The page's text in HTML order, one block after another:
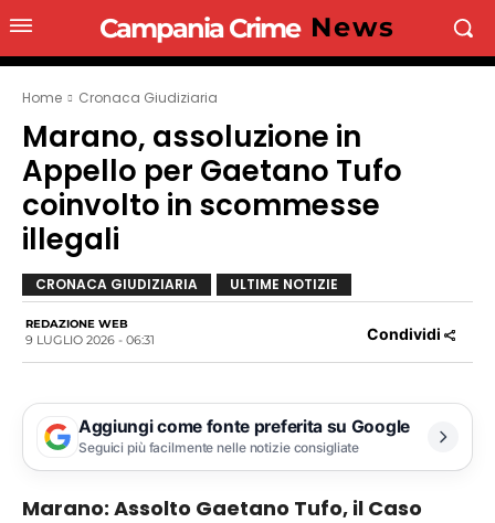
Campania Crime News
Home Cronaca Giudiziaria
Marano, assoluzione in
Appello per Gaetano Tufo
coinvolto in scommesse
illegali
CRONACA GIUDIZIARIA ULTIME NOTIZIE
REDAZIONE WEB
9 LUGLIO 2026 - 06:31 Condividi
Aggiungi come fonte preferita su Google
Seguici più facilmente nelle notizie consigliate
Marano: Assolto Gaetano Tufo, il Caso